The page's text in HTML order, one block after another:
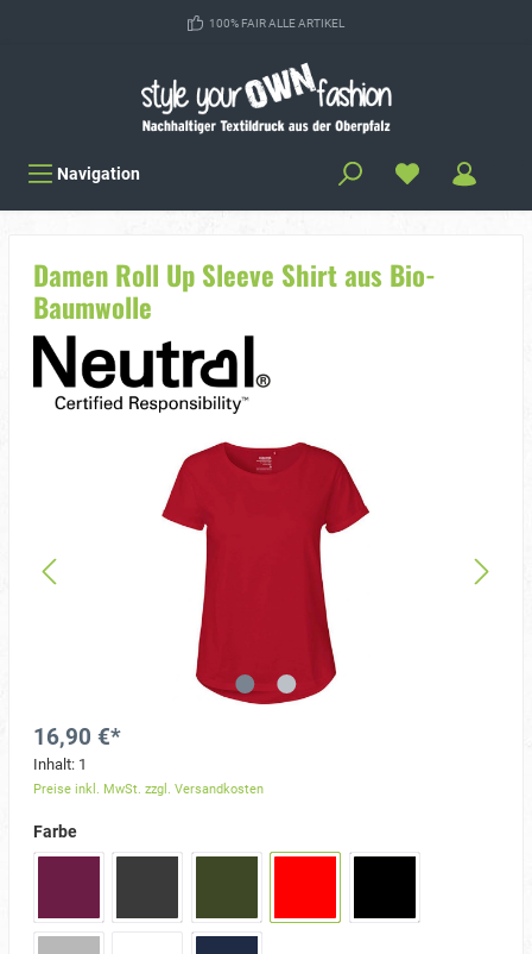
100% FAIR ALLE ARTIKEL
Navigation
Damen Roll Up Sleeve Shirt aus Bio-
Baumwolle
16,90 €*
Inhalt: 1
Preise inkl. MwSt. zzgl. Versandkosten
Farbe